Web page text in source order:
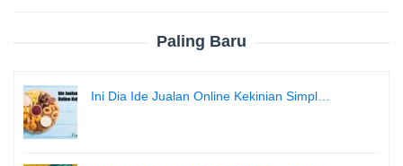
Paling Baru
Ini Dia Ide Jualan Online Kekinian Simpl…